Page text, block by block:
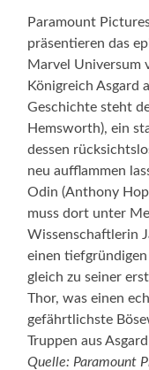
Paramount
präsentieren das
Marvel Universum
Königreich Asgard
Geschichte steht
Hemsworth), ein
dessen
neu aufflammen
Odin (Anthony
muss dort unter
Wissenschaftlerin
einen
gleich zu seiner
Thor, was einen
gefährtlichste
Truppen aus
Quelle: Paramount